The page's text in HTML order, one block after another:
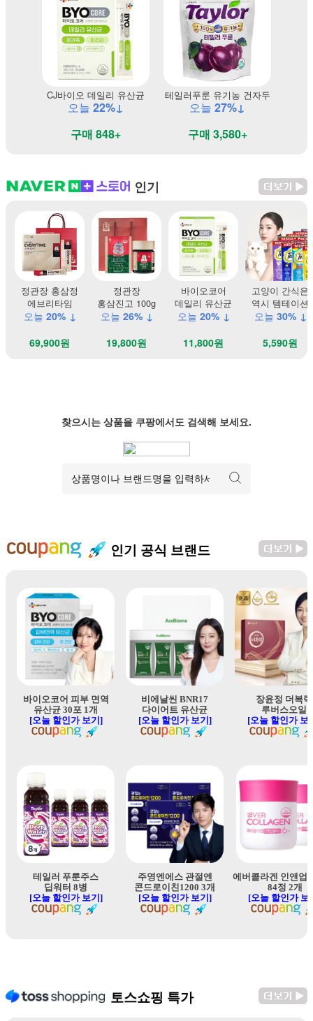
CJ바이오 데일리 유산균
오늘 22%↓
구매 848+
테일러푸룬 유기농 건자두
오늘 27%↓
구매 3,580+
인기
정관장 홍삼정
에브리타임
오늘 20% ↓
69,900원
정관장
홍삼진고 100g
오늘 26% ↓
19,800원
바이오코어
데일리 유산균
오늘 20% ↓
11,800원
고양이 간식은
역시 템테이션
오늘 30% ↓
5,590원
찾으시는 상품을 쿠팡에서도 검색해 보세요.